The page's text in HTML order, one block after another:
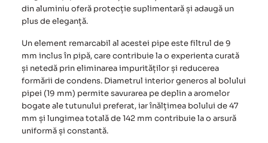
din aluminiu oferă protecție suplimentară și adaugă un
plus de eleganță.
Un element remarcabil al acestei pipe este filtrul de 9
mm inclus în pipă, care contribuie la o experienta curată
și netedă prin eliminarea impurităților și reducerea
formării de condens. Diametrul interior generos al bolului
pipei (19 mm) permite savurarea pe deplin a aromelor
bogate ale tutunului preferat, iar înălțimea bolului de 47
mm și lungimea totală de 142 mm contribuie la o arsură
uniformă și constantă.